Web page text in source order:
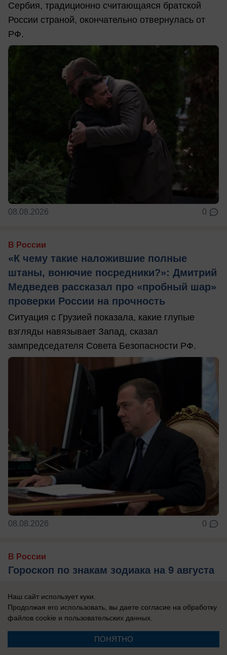
Сербия, традиционно считающаяся братской
России страной, окончательно отвернулась от
РФ.
08.08.2026 0
В России
«К чему такие наложившие полные
штаны, вонючие посредники?»: Дмитрий
Медведев рассказал про «пробный шар»
проверки России на прочность
Ситуация с Грузией показала, какие глупые
взгляды навязывает Запад, сказал
зампредседателя Совета Безопасности РФ.
08.08.2026 0
В России
Гороскоп по знакам зодиака на 9 августа
прислушиваться не только к логике, но и к
собственным ощущениям. Убывающая Луна
располагает к ...
Наш сайт использует куки.
Продолжая его использовать, вы даете согласие на обработку
файлов cookie и пользовательских данных.
ПОНЯТНО